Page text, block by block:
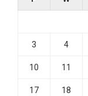
3 4
10 11
17 18